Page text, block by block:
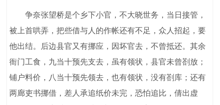
争奈张望桥是个乡下小官，不大晓世务，当日接管，
被上首哄弄，把些借与人的作帐还有不足，众人招起，要
他出结。后边县官又有挪应，因坏官去，不曾抵还。其余
衙门工食，九当十预先支去，虽有领状，县官未曾剳放；
铺户料价，八当十预先领去，也有领状，没有剳库；还有
两廊吏书挪借，差人承追纸价未完，恐怕追比，倩出虚